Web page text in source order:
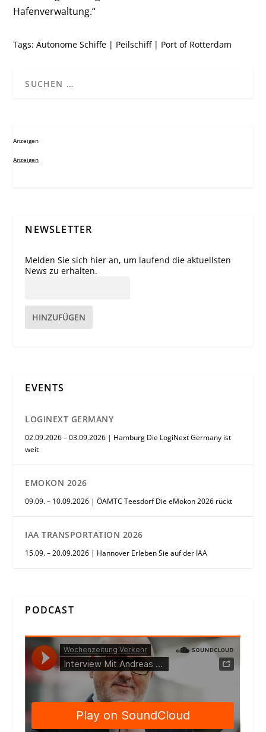
Hafenverwaltung.“
Tags:Autonome Schiffe | Peilschiff| Port of Rotterdam
Anzeigen
Anzeigen
NEWSLETTER
Melden Sie sich hier an, um laufend die aktuellsten
News zu erhalten.
HINZUFÜGEN
EVENTS
LOGINEXT GERMANY
02.09.2026 – 03.09.2026 | Hamburg Die LogiNext Germany ist
weit
EMOKON 2026
09.09. – 10.09.2026 | ÖAMTC Teesdorf Die eMokon 2026 rückt
IAA TRANSPORTATION 2026
15.09. – 20.09.2026 | Hannover Erleben Sie auf der IAA
PODCAST